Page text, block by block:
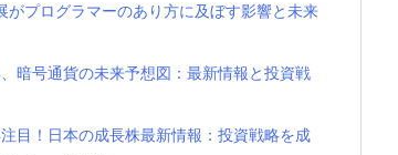
がプログラマーのあり方に及ぼす影響と未来
暗号通貨の未来予想図：最新情報と投資戦
目！日本の成長株最新情報：投資戦略を成